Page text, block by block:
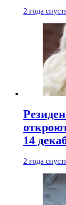
2 года
14
2 года